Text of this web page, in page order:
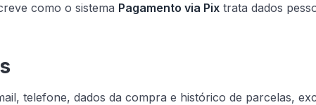
como o sistema Pagamento via Pix trata dados
telefone, dados da compra e histórico de parcelas,